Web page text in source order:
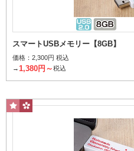
桜柄パッケージ
スマートUSBメモリー【8GB】
価格： 2,300円 税込
→1,380円～税込